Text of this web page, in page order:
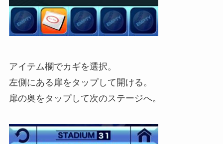
アイテム欄でカギを選択。
左側にある扉をタップして開ける。
扉の奥をタップして次のステージへ。